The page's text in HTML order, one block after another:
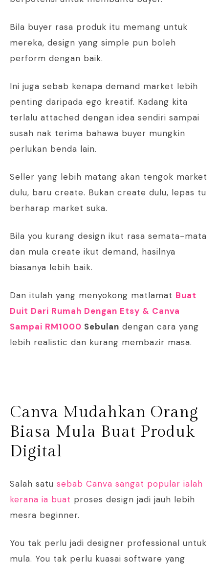
Bila buyer rasa produk itu memang untuk
mereka, design yang simple pun boleh
perform dengan baik.
Ini juga sebab kenapa demand market lebih
penting daripada ego kreatif. Kadang kita
terlalu attached dengan idea sendiri sampai
susah nak terima bahawa buyer mungkin
perlukan benda lain.
Seller yang lebih matang akan tengok market
dulu, baru create. Bukan create dulu, lepas tu
berharap market suka.
Bila you kurang design ikut rasa semata-mata
dan mula create ikut demand, hasilnya
biasanya lebih baik.
Dan itulah yang menyokong matlamat Buat
Duit Dari Rumah Dengan Etsy & Canva
Sampai RM1000 Sebulan dengan cara yang
lebih realistic dan kurang membazir masa.
Canva Mudahkan Orang
Biasa Mula Buat Produk
Digital
Salah satu sebab Canva sangat popular ialah
kerana ia buat proses design jadi jauh lebih
mesra beginner.
You tak perlu jadi designer professional untuk
mula. You tak perlu kuasai software yang